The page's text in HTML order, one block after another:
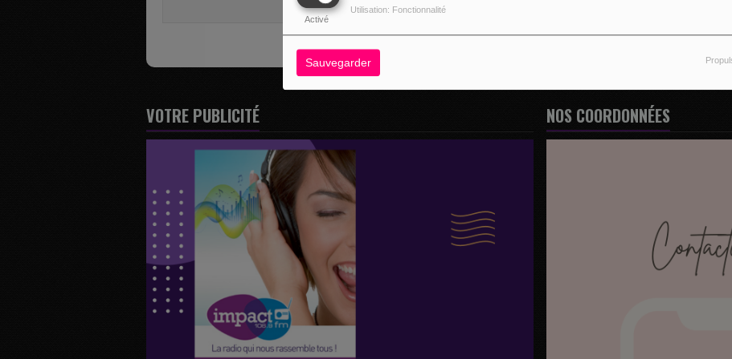
Activé
Utilisation: Fonctionnalité
Sauvegarder
VOTRE PUBLICITÉ NOS COORDONNÉES